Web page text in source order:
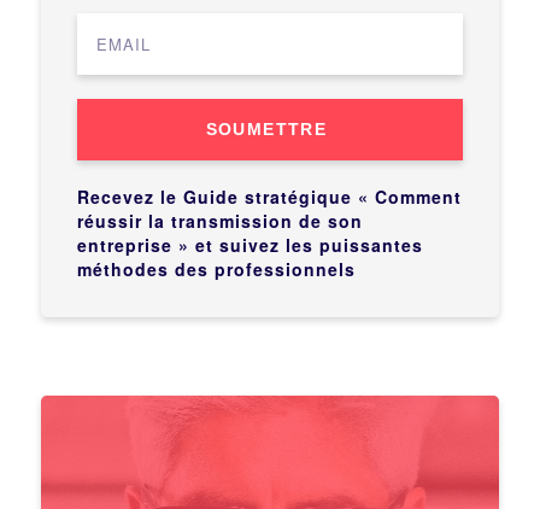
SOUMETTRE
Recevez le Guide stratégique « Comment
réussir la transmission de son
entreprise » et suivez les puissantes
méthodes des professionnels